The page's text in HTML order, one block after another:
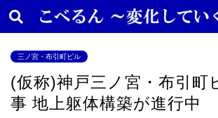
三ノ宮・布引町ビル
(仮称)神戸三ノ宮・布引町
事 地上躯体構築が進行中